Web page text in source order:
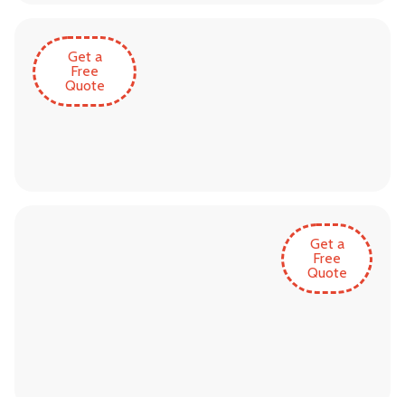
Get a
Free
Quote
Get a
Free
Quote